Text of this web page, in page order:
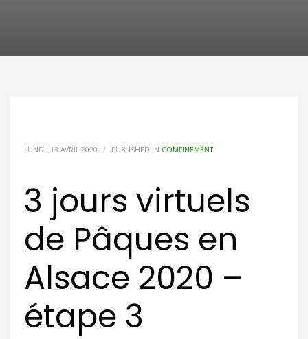
LUNDI, 13 AVRIL 2020 / PUBLISHED IN COMFINEMENT
3 jours virtuels
de Pâques en
Alsace 2020 –
étape 3